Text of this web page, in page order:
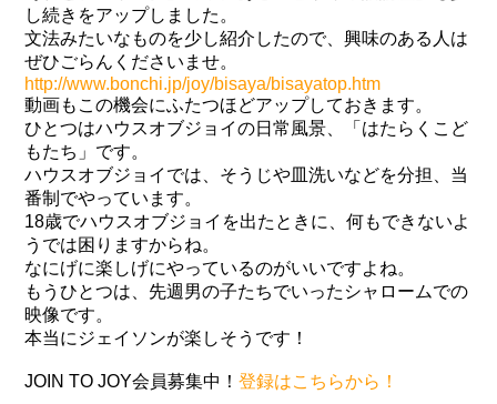
し続きをアップしました。
文法みたいなものを少し紹介したので、興味のある人は
ぜひごらんくださいませ。
http://www.bonchi.jp/joy/bisaya/bisayatop.htm
動画もこの機会にふたつほどアップしておきます。
ひとつはハウスオブジョイの日常風景、「はたらくこど
もたち」です。
ハウスオブジョイでは、そうじや皿洗いなどを分担、当
番制でやっています。
18歳でハウスオブジョイを出たときに、何もできないよ
うでは困りますからね。
なにげに楽しげにやっているのがいいですよね。
もうひとつは、先週男の子たちでいったシャロームでの
映像です。
本当にジェイソンが楽しそうです！
JOIN TO JOY会員募集中！登録はこちらから！